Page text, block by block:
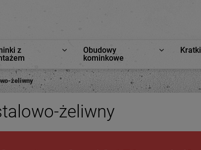
z
Obudowy
kominkowe
Kratki
żeliwny
żeliwny